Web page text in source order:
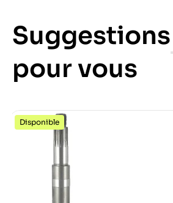
Suggestions
pour vous
Disponible